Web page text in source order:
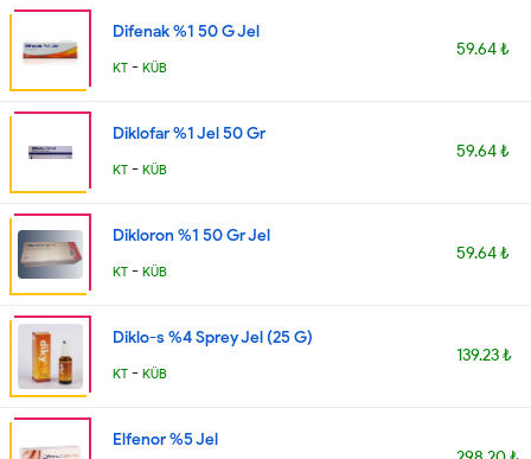
Difenak %1 50 G Jel
KT - KÜB
59.64 ₺
Diklofar %1 Jel 50 Gr
KT - KÜB
59.64 ₺
Dikloron %1 50 Gr Jel
KT - KÜB
59.64 ₺
Diklo-s %4 Sprey Jel (25 G)
KT - KÜB
139.23 ₺
Elfenor %5 Jel